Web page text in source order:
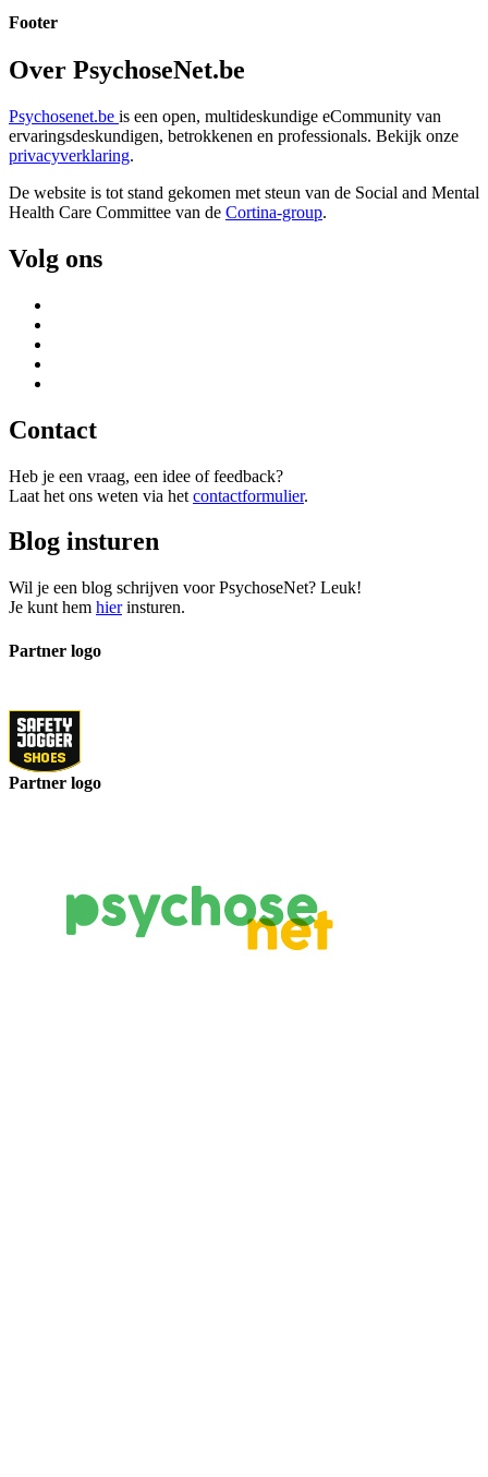
Footer
Over PsychoseNet.be
Psychosenet.be is een open, multideskundige eCommunity van
ervaringsdeskundigen, betrokkenen en professionals. Bekijk onze
privacyverklaring.
De website is tot stand gekomen met steun van de Social and Mental
Health Care Committee van de Cortina-group.
Volg ons
Contact
Heb je een vraag, een idee of feedback?
Laat het ons weten via het contactformulier.
Blog insturen
Wil je een blog schrijven voor PsychoseNet? Leuk!
Je kunt hem hierinsturen.
Partner logo
Partner logo